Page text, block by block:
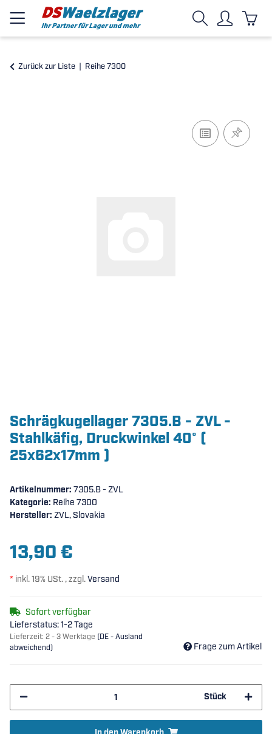
Zurück zur Liste Reihe 7300
Schrägkugellager 7305.B - ZVL -
Stahlkäfig, Druckwinkel 40° (
25x62x17mm )
Artikelnummer: 7305.B - ZVL
Kategorie: Reihe 7300
Hersteller: ZVL, Slovakia
13,90 €
* inkl. 19% USt. , zzgl.Versand
Sofort verfügbar
Lieferstatus: 1-2 Tage
Lieferzeit: 2 - 3 Werktage (DE - Ausland
abweichend)
Frage zum Artikel
Stück